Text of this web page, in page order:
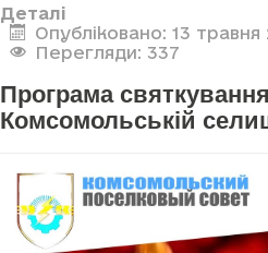
Деталі
Опубліковано: 13 травня
Перегляди: 337
Програма
Комсомольській